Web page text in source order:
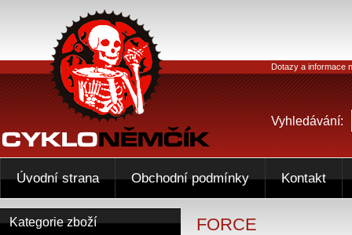
FORCE
Kategorie zboží
Dotazy a informace
Vyhledávání:
Úvodní strana Obchodní podmínky Kontakt